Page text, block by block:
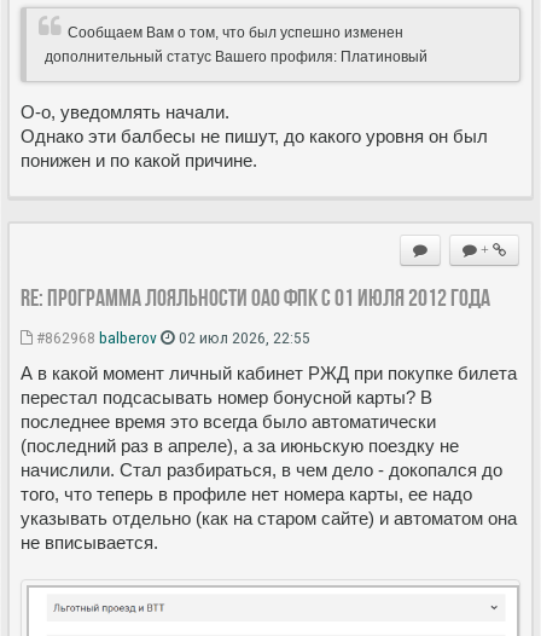
Сообщаем Вам о том, что был успешно изменен
дополнительный статус Вашего профиля: Платиновый
О-о, уведомлять начали.
Однако эти балбесы не пишут, до какого уровня он был
понижен и по какой причине.
+
Re: Программа лояльности ОАО ФПК с 01 июля 2012 года
#862968 balberov 02 июл 2026, 22:55
А в какой момент личный кабинет РЖД при покупке билета
перестал подсасывать номер бонусной карты? В
последнее время это всегда было автоматически
(последний раз в апреле), а за июньскую поездку не
начислили. Стал разбираться, в чем дело - докопался до
того, что теперь в профиле нет номера карты, ее надо
указывать отдельно (как на старом сайте) и автоматом она
не вписывается.